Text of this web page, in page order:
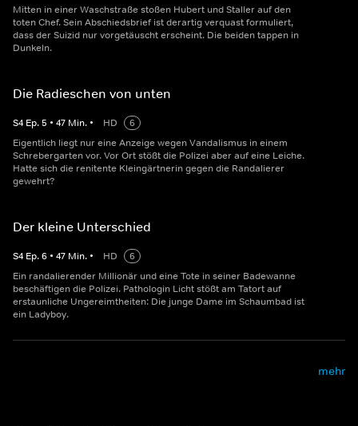
Mitten in einer Waschstraße stoßen Hubert und Staller auf den
toten Chef. Sein Abschiedsbrief ist derartig verquast formuliert,
dass der Suizid nur vorgetäuscht erscheint. Die beiden tappen in
Dunkeln.
Die Radieschen von unten
S4 Ep.5 • 47 Min. • HD
6
Eigentlich liegt nur eine Anzeige wegen Vandalismus in einem
Schrebergarten vor. Vor Ort stößt die Polizei aber auf eine Leiche.
Hatte sich die renitente Kleingärtnerin gegen die Randalierer
gewehrt?
Der kleine Unterschied
S4 Ep.6 • 47 Min. • HD
6
Ein randalierender Millionär und eine Tote in seiner Badewanne
beschäftigen die Polizei. Pathologin Licht stößt am Tatort auf
erstaunliche Ungereimtheiten: Die junge Dame im Schaumbad ist
ein Ladyboy.
mehr